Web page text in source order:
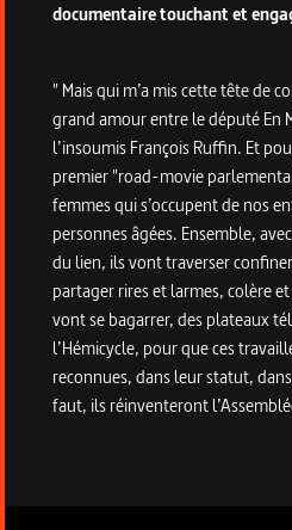
documentaire touchant et
" Mais qui m’a mis cette tête de
grand amour entre le député En
l’insoumis François Ruffin. Et
premier "road-movie
femmes qui s’occupent de nos
personnes âgées. Ensemble,
du lien, ils vont traverser
partager rires et larmes, colère
vont se bagarrer, des plateaux
l’Hémicycle, pour que ces
reconnues, dans leur statut,
faut, ils réinventeront